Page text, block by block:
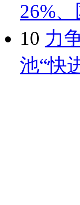
26%
10 力
池“快